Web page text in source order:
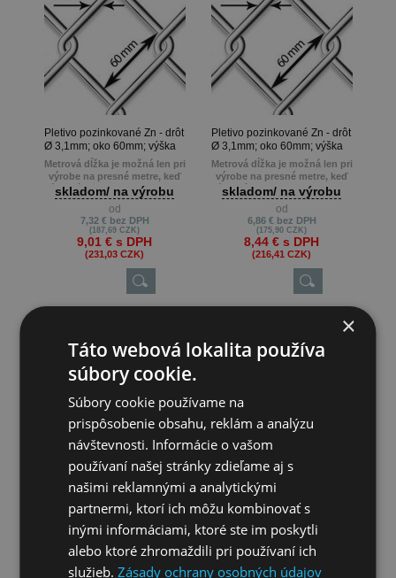
Pletivo pozinkované Zn - drôt
Ø 3,1mm; oko 60mm; výška
160cm
Metrová dĺžka je možná len pri
výrobe na presné metre, keď
zákazník potrebuje napr. 22m ,
13m atď.
Min. odber je 10 m.
skladom/ na výrobu
od
7,32 € bez DPH
(187,69 CZK)
9,01 € s DPH
(231,03 CZK)
Pletivo pozinkované Zn - drôt
Ø 3,1mm; oko 60mm; výška
150cm
Metrová dĺžka je možná len pri
výrobe na presné metre, keď
zákazník potrebuje napr. 22m ,
13m atď.
Min. odber je 10 m.
skladom/ na výrobu
od
6,86 € bez DPH
(175,90 CZK)
8,44 € s DPH
(216,41 CZK)
Pletivo pozinkované Zn - drôt
Ø 3,1mm; oko 60mm; výška
125cmskladom/ na výrobu
od
Pletivo pozinkované Zn - drôt
Ø 3,1mm; oko 60mm; výška
Metrová dĺžka je možná len pri
výrobe na presné metre, keď
zákazník potrebuje napr. 22m ,
Min. odber je 10 m.
skladom/ na výrobu
od
×
Táto webová lokalita používa
súbory cookie.
Súbory cookie používame na
prispôsobenie obsahu, reklám a analýzu
návštevnosti. Informácie o vašom
používaní našej stránky zdieľame aj s
našimi reklamnými a analytickými
partnermi, ktorí ich môžu kombinovať s
inými informáciami, ktoré ste im poskytli
alebo ktoré zhromaždili pri používaní ich
služieb.Zásady ochrany osobných údajov